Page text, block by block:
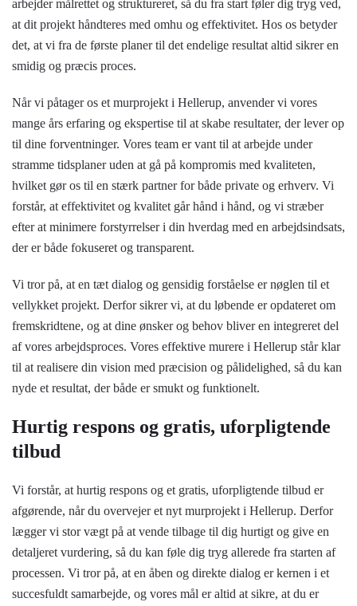
arbejder målrettet og struktureret, så du fra start føler dig tryg ved,
at dit projekt håndteres med omhu og effektivitet. Hos os betyder
det, at vi fra de første planer til det endelige resultat altid sikrer en
smidig og præcis proces.
Når vi påtager os et murprojekt i Hellerup, anvender vi vores
mange års erfaring og ekspertise til at skabe resultater, der lever op
til dine forventninger. Vores team er vant til at arbejde under
stramme tidsplaner uden at gå på kompromis med kvaliteten,
hvilket gør os til en stærk partner for både private og erhverv. Vi
forstår, at effektivitet og kvalitet går hånd i hånd, og vi stræber
efter at minimere forstyrrelser i din hverdag med en arbejdsindsats,
der er både fokuseret og transparent.
Vi tror på, at en tæt dialog og gensidig forståelse er nøglen til et
vellykket projekt. Derfor sikrer vi, at du løbende er opdateret om
fremskridtene, og at dine ønsker og behov bliver en integreret del
af vores arbejdsproces. Vores effektive murere i Hellerup står klar
til at realisere din vision med præcision og pålidelighed, så du kan
nyde et resultat, der både er smukt og funktionelt.
Hurtig respons og gratis, uforpligtende
tilbud
Vi forstår, at hurtig respons og et gratis, uforpligtende tilbud er
afgørende, når du overvejer et nyt murprojekt i Hellerup. Derfor
lægger vi stor vægt på at vende tilbage til dig hurtigt og give en
detaljeret vurdering, så du kan føle dig tryg allerede fra starten af
processen. Vi tror på, at en åben og direkte dialog er kernen i et
succesfuldt samarbejde, og vores mål er altid at sikre, at du er